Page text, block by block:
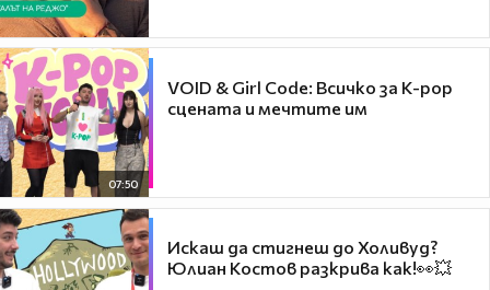
07:50
VOID & Girl Code: Всичко за K-pop
сцената и мечтите им
Искаш да стигнеш до Холивуд?
Юлиан Костов разкрива как!👀💥